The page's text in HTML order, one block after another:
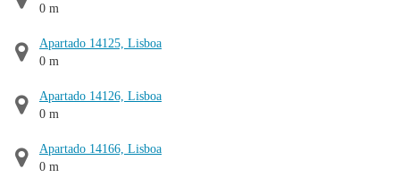
0 m
Apartado 14125, Lisboa
0 m
Apartado 14126, Lisboa
0 m
Apartado 14166, Lisboa
0 m